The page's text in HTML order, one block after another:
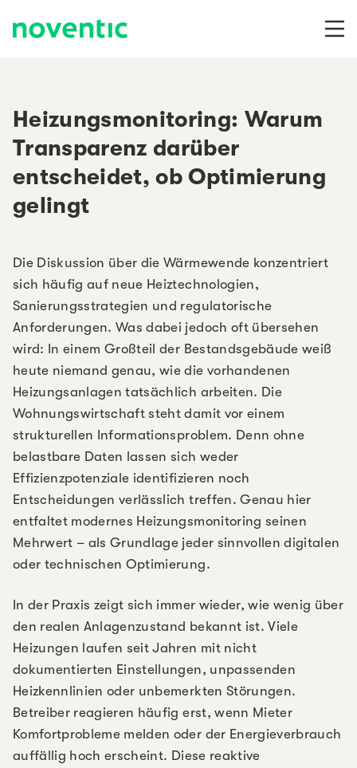
Heizungsmonitoring: Warum
Transparenz darüber
entscheidet, ob Optimierung
gelingt
Die Diskussion über die Wärmewende konzentriert
sich häufig auf neue Heiztechnologien,
Sanierungsstrategien und regulatorische
Anforderungen. Was dabei jedoch oft übersehen
wird: In einem Großteil der Bestandsgebäude weiß
heute niemand genau, wie die vorhandenen
Heizungsanlagen tatsächlich arbeiten. Die
Wohnungswirtschaft steht damit vor einem
strukturellen Informationsproblem. Denn ohne
belastbare Daten lassen sich weder
Effizienzpotenziale identifizieren noch
Entscheidungen verlässlich treffen. Genau hier
entfaltet modernes Heizungsmonitoring seinen
Mehrwert – als Grundlage jeder sinnvollen digitalen
oder technischen Optimierung.
In der Praxis zeigt sich immer wieder, wie wenig über
den realen Anlagenzustand bekannt ist. Viele
Heizungen laufen seit Jahren mit nicht
dokumentierten Einstellungen, unpassenden
Heizkennlinien oder unbemerkten Störungen.
Betreiber reagieren häufig erst, wenn Mieter
Komfortprobleme melden oder der Energieverbrauch
auffällig hoch erscheint. Diese reaktive